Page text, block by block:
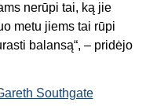
nerūpi tai, ką jie
metu jiems tai rūpi
balansą“, – pridėjo
Southgate